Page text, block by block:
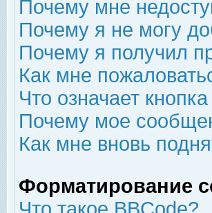
Почему мне
Почему я не могу
Почему я получил
Как мне
Что означает
Почему мое
Как мне вновь
Форматирование